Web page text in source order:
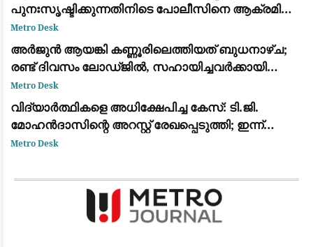
പുനഃസൃഷ്ടിക്കുന്നതിനിടെ പോലീസിനെ ആക്രമിച്ചു;
പ്രതിക്ക് കാലിൽ വെടിയേറ്റു
Metro Desk
അർജുൻ ആയങ്കി കണ്ണൂരിലെത്തിയത് ബുധനാഴ്ച;
രണ്ട് ദിവസം ലോഡ്ജിൽ, സഹായിച്ചവർക്കായി
തിരച്ചിൽ
Metro Desk
വിദ്യാർത്ഥികളെ അധിക്ഷേപിച്ച കേസ്: ടി.ജി.
മോഹൻദാസിന്റെ അറസ്റ്റ് രേഖപ്പെടുത്തി; ഇന്ന്
കോടതിയിൽ ഹാജരാക്കും
Metro Desk